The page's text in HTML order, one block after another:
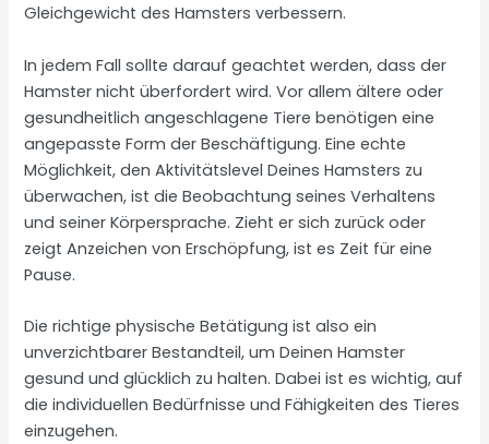
Gleichgewicht des Hamsters verbessern.
In jedem Fall sollte darauf geachtet werden, dass der
Hamster nicht überfordert wird. Vor allem ältere oder
gesundheitlich angeschlagene Tiere benötigen eine
angepasste Form der Beschäftigung. Eine echte
Möglichkeit, den Aktivitätslevel Deines Hamsters zu
überwachen, ist die Beobachtung seines Verhaltens
und seiner Körpersprache. Zieht er sich zurück oder
zeigt Anzeichen von Erschöpfung, ist es Zeit für eine
Pause.
Die richtige physische Betätigung ist also ein
unverzichtbarer Bestandteil, um Deinen Hamster
gesund und glücklich zu halten. Dabei ist es wichtig, auf
die individuellen Bedürfnisse und Fähigkeiten des Tieres
einzugehen.